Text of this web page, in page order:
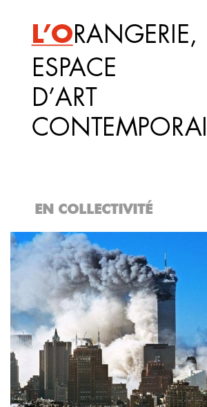
principal
EN COLLECTIVITÉ